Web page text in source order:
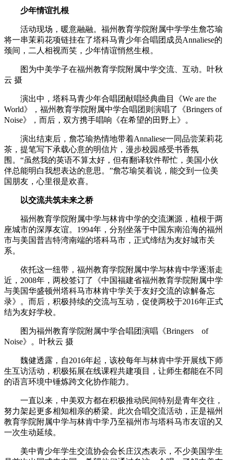
少年情谊扎根
活动现场，暖意融融。福州教育学院附属中学学生詹芯瑜
将一串茉莉花项链挂在了塔科马青少年合唱团成员Annaliese的
颈间，二人相视而笑，少年情谊悄然生根。
图为中美学子在福州教育学院附属中学交流、互动。叶秋
云 摄
演出中，塔科马青少年合唱团献唱经典曲目《We are the
World》，福州教育学院附属中学合唱团则演唱了《Bringers of
Noise》，而后，双方携手唱响《在希望的田野上》。
演出结束后，詹芯瑜热情地带着Annaliese一同品尝茉莉花
茶，提笔写下承载心意的明信片，漫步校园感受书香氛
围。“虽然我的英语不算太好，但有翻译软件帮忙，美国小伙
伴总能明白我想表达的意思。”詹芯瑜笑着说，能交到一位美
国朋友，心里很是欢喜。
以交流共筑未来之桥
福州教育学院附属中学与林肯中学的交流渊源，植根于两
座城市的深厚友谊。1994年，分别坐落于中国东南沿海的福州
市与美国普吉特湾南端的塔科马市，正式缔结为友好城市关
系。
依托这一纽带，福州教育学院附属中学与林肯中学逐渐走
近，2008年，两校签订了《中国福建省福州教育学院附属中学
与美国华盛顿州塔科马市林肯中学关于友好交流的谅解备忘
录》。而后，积极持续的交流与互动，促使两校于2016年正式
结为友好学校。
图为福州教育学院附属中学合唱团演唱《Bringers of
Noise》。叶秋云 摄
魏健透露，自2016年起，该校每年与林肯中学开展线下师
生互访活动，积极拓展在线课程共建项目，让师生都能在不同
的语言环境中锤炼跨文化协作能力。
一直以来，中美双方都在积极推动民间特别是青年交往，
努力架起更多相知相亲的桥梁。此次合唱交流活动，正是福州
教育学院附属中学与林肯中学乃至福州市与塔科马市友谊的又
一次生动延续。
美中青少年学生交流协会会长庄汉杰表示，不少美国学生